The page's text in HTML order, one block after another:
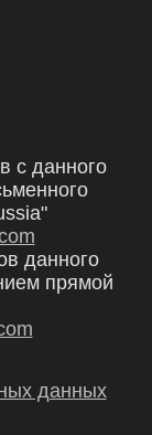
с данного
данного
прямой
данных